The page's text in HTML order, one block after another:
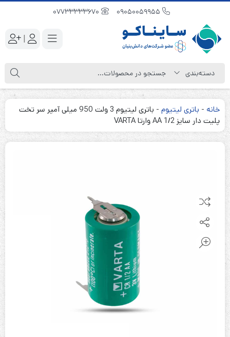
|
خانه - باتری لیتیوم -
باتری لیتیوم 3 ولت 950 میلی آمپر سر تخت
پلیت دار سایز 1/2 AA وارتا VARTA